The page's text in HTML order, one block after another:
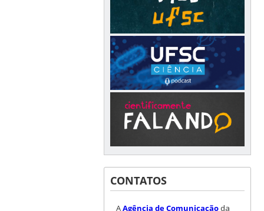
CONTATOS
AAgência de Comunicaçãoda